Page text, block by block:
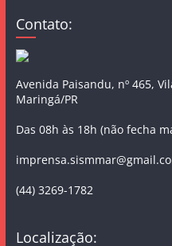
Contato:
Avenida Paisandu, nº 465,
Maringá/PR
Das 08h às 18h (não fecha
(44) 3269-1782
Localização: